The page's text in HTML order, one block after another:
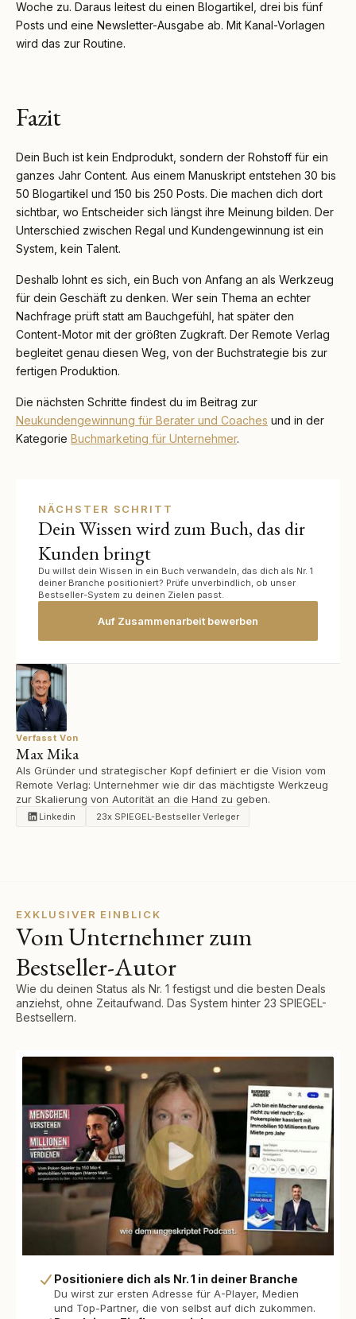
Woche zu. Daraus leitest du einen Blogartikel, drei bis fünf
Posts und eine Newsletter-Ausgabe ab. Mit Kanal-Vorlagen
wird das zur Routine.
Fazit
Dein Buch ist kein Endprodukt, sondern der Rohstoff für ein
ganzes Jahr Content. Aus einem Manuskript entstehen 30 bis
50 Blogartikel und 150 bis 250 Posts. Die machen dich dort
sichtbar, wo Entscheider sich längst ihre Meinung bilden. Der
Unterschied zwischen Regal und Kundengewinnung ist ein
System, kein Talent.
Deshalb lohnt es sich, ein Buch von Anfang an als Werkzeug
für dein Geschäft zu denken. Wer sein Thema an echter
Nachfrage prüft statt am Bauchgefühl, hat später den
Content-Motor mit der größten Zugkraft. Der Remote Verlag
begleitet genau diesen Weg, von der Buchstrategie bis zur
fertigen Produktion.
Die nächsten Schritte findest du im Beitrag zur
Neukundengewinnung für Berater und Coaches und in der
Kategorie Buchmarketing für Unternehmer.
NÄCHSTER SCHRITT
Dein Wissen wird zum Buch, das dir
Kunden bringt
Du willst dein Wissen in ein Buch verwandeln, das dich als Nr. 1
deiner Branche positioniert? Prüfe unverbindlich, ob unser
Bestseller-System zu deinen Zielen passt.
Auf Zusammenarbeit bewerben
Verfasst Von
Max Mika
Als Gründer und strategischer Kopf definiert er die Vision vom
Remote Verlag: Unternehmer wie dir das mächtigste Werkzeug
zur Skalierung von Autorität an die Hand zu geben.
Linkedin 23x SPIEGEL-Bestseller Verleger
EXKLUSIVER EINBLICK
Vom Unternehmer zum
Bestseller-Autor
Wie du deinen Status als Nr. 1 festigst und die besten Deals
anziehst, ohne Zeitaufwand. Das System hinter 23 SPIEGEL-
Bestsellern.
Positioniere dich als Nr. 1 in deiner Branche
Du wirst zur ersten Adresse für A-Player, Medien
und Top-Partner, die von selbst auf dich zukommen.